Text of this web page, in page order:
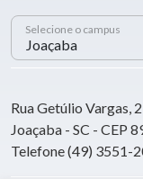
Selecione o campus
Rua Getúlio Vargas,
Joaçaba - SC - CEP
Telefone (49) 3551-